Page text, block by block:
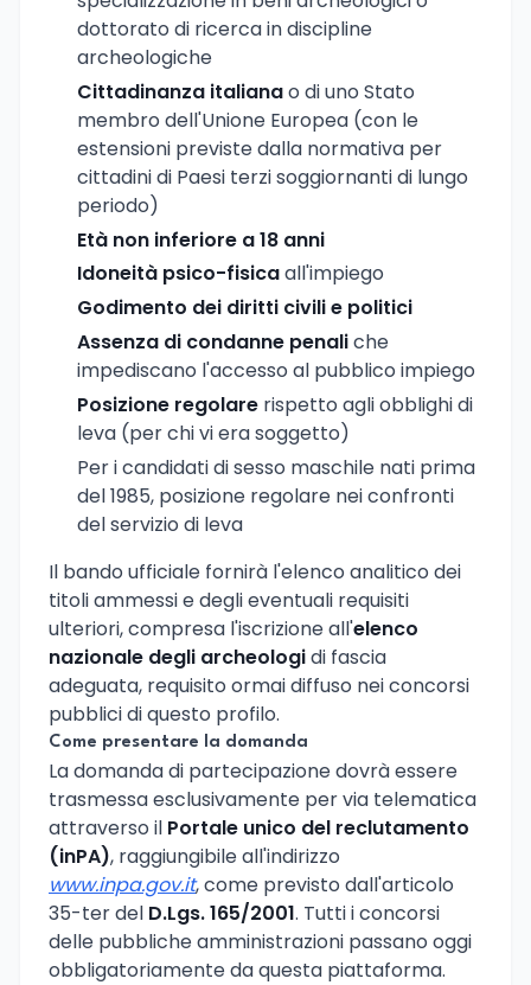
dottorato di ricerca in discipline
archeologiche
Cittadinanza italianao di uno Stato
membro dell'Unione Europea (con le
estensioni previste dalla normativa per
cittadini di Paesi terzi soggiornanti di lungo
periodo)
Età non inferiore a 18 anni
Idoneità psico-fisicaall'impiego
Godimento dei diritti civili e politici
Assenza di condanne penaliche
impediscano l'accesso al pubblico impiego
Posizione regolare rispetto agli obblighi di
leva (per chi vi era soggetto)
Per i candidati di sesso maschile nati prima
del 1985, posizione regolare nei confronti
del servizio di leva
Il bando ufficiale fornirà l'elenco analitico dei
titoli ammessi e degli eventuali requisiti
ulteriori, compresa l'iscrizione all'elenco
nazionale degli archeologidi fascia
adeguata, requisito ormai diffuso nei concorsi
pubblici di questo profilo.
Come presentare la domanda
La domanda di partecipazione dovrà essere
trasmessa esclusivamente per via telematica
attraverso il Portale unico del reclutamento
(inPA), raggiungibile all'indirizzo
www.inpa.gov.it, come previsto dall'articolo
35-ter del D.Lgs. 165/2001. Tutti i concorsi
delle pubbliche amministrazioni passano oggi
obbligatoriamente da questa piattaforma.